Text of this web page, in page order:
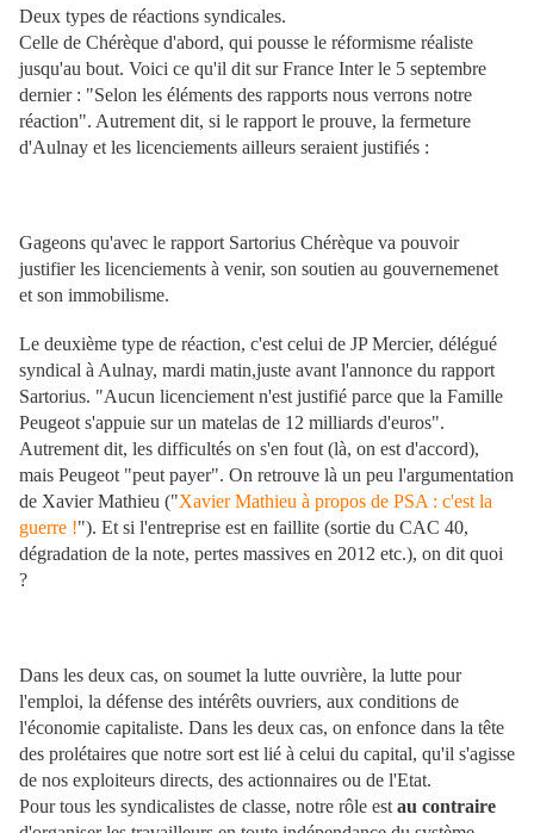
Deux types de réactions syndicales.
Celle de Chérèque d'abord, qui pousse le réformisme réaliste
jusqu'au bout. Voici ce qu'il dit sur France Inter le 5 septembre
dernier : "Selon les éléments des rapports nous verrons notre
réaction". Autrement dit, si le rapport le prouve, la fermeture
d'Aulnay et les licenciements ailleurs seraient justifiés :
Gageons qu'avec le rapport Sartorius Chérèque va pouvoir
justifier les licenciements à venir, son soutien au gouvernemenet
et son immobilisme.
Le deuxième type de réaction, c'est celui de JP Mercier, délégué
syndical à Aulnay, mardi matin,juste avant l'annonce du rapport
Sartorius. "Aucun licenciement n'est justifié parce que la Famille
Peugeot s'appuie sur un matelas de 12 milliards d'euros".
Autrement dit, les difficultés on s'en fout (là, on est d'accord),
mais Peugeot "peut payer". On retrouve là un peu l'argumentation
de Xavier Mathieu ("Xavier Mathieu à propos de PSA : c'est la
guerre !"). Et si l'entreprise est en faillite (sortie du CAC 40,
dégradation de la note, pertes massives en 2012 etc.), on dit quoi
?
Dans les deux cas, on soumet la lutte ouvrière, la lutte pour
l'emploi, la défense des intérêts ouvriers, aux conditions de
l'économie capitaliste. Dans les deux cas, on enfonce dans la tête
des prolétaires que notre sort est lié à celui du capital, qu'il s'agisse
de nos exploiteurs directs, des actionnaires ou de l'Etat.
Pour tous les syndicalistes de classe, notre rôle est au contraire